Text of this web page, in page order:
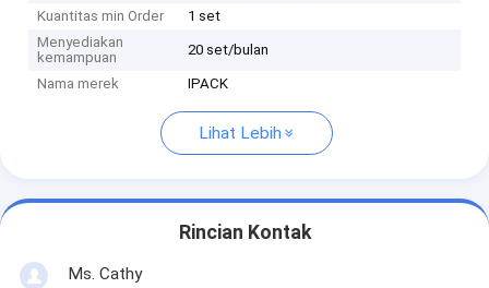
Kuantitas min Order
1 set
Menyediakan
kemampuan
20 set/bulan
Nama merek IPACK
Lihat Lebih
Rincian Kontak
Ms. Cathy